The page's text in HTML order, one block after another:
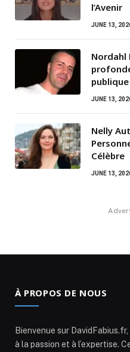
l’Avenir
JUNE 13,
Nordahl
JUNE 13,
Nelly
Célèbre
JUNE 13,
À PROPOS DE NOUS
Bienvenue sur
à la passion et à l’expertise.